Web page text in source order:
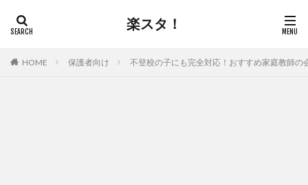
楽スタ！
HOME 保護者向け 不登校の子にも完全対応！おすすめ家庭教師の